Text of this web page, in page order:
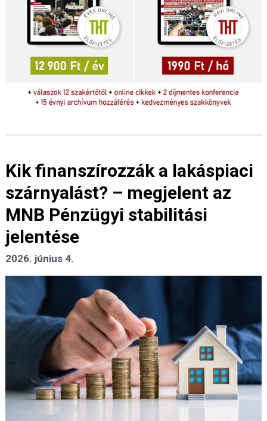
Kik finanszírozzák a lakáspiaci
szárnyalást? – megjelent az
MNB Pénzügyi stabilitási
jelentése
2026. június 4.